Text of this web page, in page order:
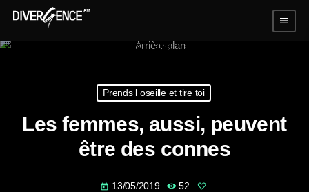
menu
Prends l oseille et tire toi
Les femmes, aussi, peuvent
être des connes
today 13/05/2019 52